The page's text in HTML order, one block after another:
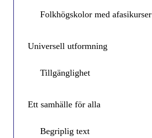
Folkhögskolor med afasikurser
Universell utformning
Tillgänglighet
Ett samhälle för alla
Begriplig text